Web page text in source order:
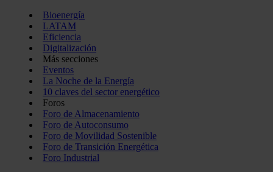
Bioenergía
LATAM
Eficiencia
Digitalización
Más secciones
Eventos
La Noche de la Energía
10 claves del sector energético
Foros
Foro de Almacenamiento
Foro de Autoconsumo
Foro de Movilidad Sostenible
Foro de Transición Energética
Foro Industrial